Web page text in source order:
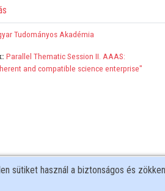
Tudományos Akadémia
Parallel Thematic Session II. AAAS:
and compatible science enterprise"
sütiket használ a biztonságos és